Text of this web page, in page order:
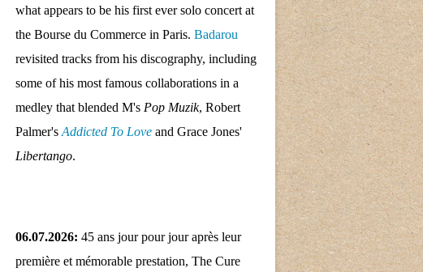
what appears to be his first ever solo concert at
the Bourse du Commerce in Paris. Badarou
revisited tracks from his discography, including
some of his most famous collaborations in a
medley that blended M's Pop Muzik, Robert
Palmer's Addicted To Love and Grace Jones'
Libertango.
06.07.2026: 45 ans jour pour jour après leur
première et mémorable prestation, The Cure